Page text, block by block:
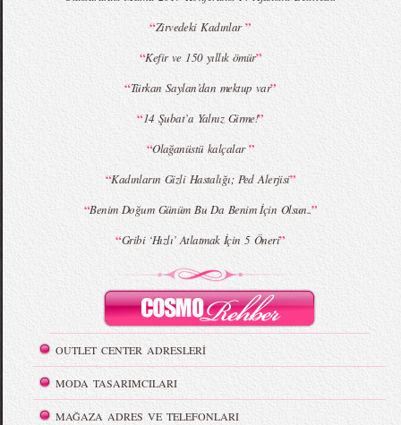
MBFWI - Giray Sepin 2015 Yaz Koleksiyonu MBFWI - Burçe Bekrek 2015 Yaz Koleksiyonu
“Zirvedeki Kadınlar”
“Kefir ve 150 yıllık ömür”
“Türkan Saylan’dan mektup var”
“14 Şubat’a Yalnız Girme!”
“Olağanüstü kalçalar”
“Kadınların Gizli Hastalığı; Ped Alerjisi”
“Benim Doğum Günüm Bu Da Benim İçin Olsun..”
“Gribi ‘Hızlı’ Atlatmak İçin 5 Öneri”
OUTLET CENTER ADRESLERİ
MODA TASARIMCILARI
MAĞAZA ADRES VE TELEFONLARI